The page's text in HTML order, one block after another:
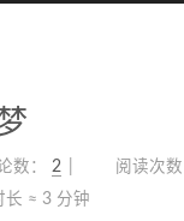
数： 2 阅读次数
长 ≈ 3 分钟